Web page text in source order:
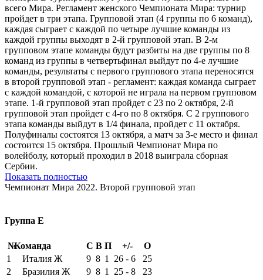
всего Мира. Регламент женского Чемпионата Мира: турнир
пройдет в три этапа. Групповой этап (4 группы по 6 команд),
каждая сыграет с каждой по четыре лучшие команды из
каждой группы выходят в 2-й групповой этап. В 2-м
групповом этапе команды будут разбиты на две группы по 8
команд из группы в четвертьфинал выйдут по 4-е лучшие
команды, результаты с первого группового этапа переносятся
в второй групповой этап - регламент: каждая команда сыграет
с каждой командой, с которой не играла на первом групповом
этапе. 1-й групповой этап пройдет с 23 по 2 октября, 2-й
групповой этап пройдет с 4-го по 8 октября. С 2 группового
этапа команды выйдут в 1/4 финала, пройдет с 11 октября.
Полуфиналы состоятся 13 октября, а матч за 3-е место и финал
состоится 15 октября. Прошлый Чемпионат Мира по
волейболу, который проходил в 2018 выиграла сборная
Сербии.
Показать полностью
Чемпионат Мира 2022. Второй групповой этап
Группа E
№Команда С В П +/-
О
1
Италия Ж 9 8 1 26 - 6
25
2
Бразилия Ж 9 8 1 25 - 8
23